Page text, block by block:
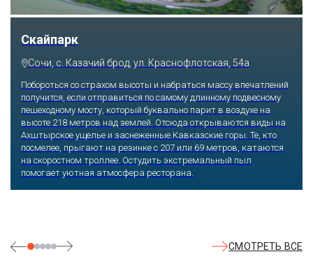
Скайпарк
Сочи, с. Казачий брод, ул. Краснофлотская, 54а
Побороться со страхом высоты и набраться массу впечатлений
получится, если отправиться по самому длинному подвесному
пешеходному мосту, который буквально парит в воздухе на
высоте 218 метров над землей. Отсюда открываются виды на
Ахштырское ущелье и заснеженные Кавказские горы. Те, кто
посмелее, прыгают на резинке с 207 или 69 метров, катаются
на скоростном троллее. Остудить экстремальный пыл
помогает уютная атмосфера ресторана.
СМОТРЕТЬ ВСЕ